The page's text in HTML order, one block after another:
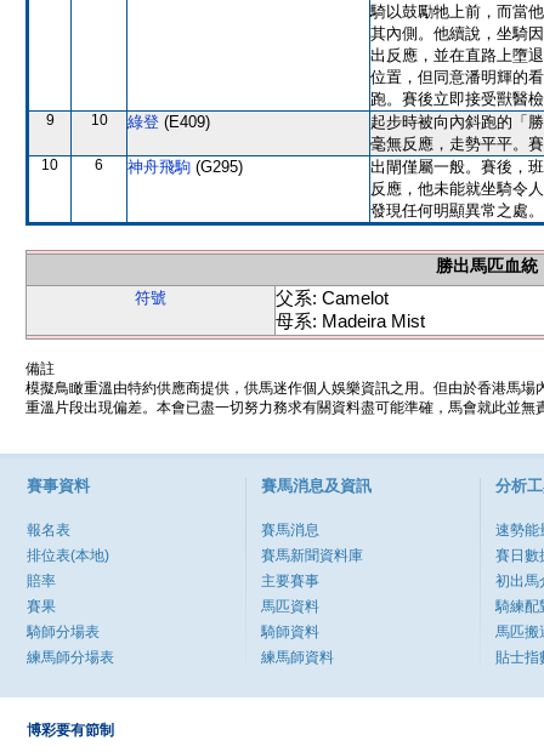
騎以鼓勵牠上前，而當
其內側。他續說，坐騎
出反應，並在直路上墮
位置，但同意潘明輝的
跑。賽後立即接受獸醫
9 10 綠登 (E409)
起步時被向內斜跑的「
毫無反應，走勢平平。
10 6 神舟飛駒 (G295)
出閘僅屬一般。賽後，
反應，他未能就坐騎令
發現任何明顯異常之處。
勝出馬匹血統
符號
父系: Camelot
母系: Madeira Mist
備註
模擬鳥瞰重溫由特約供應商提供，供馬迷作個人娛樂資訊之用。但由於香港馬
重溫片段出現偏差。本會已盡一切努力務求有關資料盡可能準確，馬會就此並
賽事資料
報名表
排位表(本地)
賠率
賽果
騎師分場表
練馬師分場表
賽馬消息及資訊
賽馬消息
賽馬新聞資料庫
主要賽事
馬匹資料
騎師資料
練馬師資料
分析
速勢能
賽日數
初出馬
騎練配
馬匹搬
貼士指
博彩要有節制